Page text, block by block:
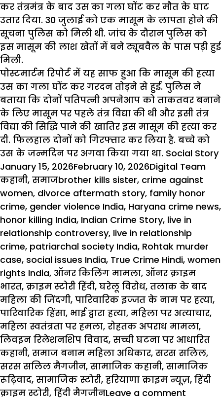
कर तंत्रमंत्र के बाद उस का गला घोंट कर मौत के घाट
उतार दिया. 30 जुलाई को एक मासूम के लापता होने की
सूचना पुलिस को मिली थी. जांच के दौरान पुलिस को
इस मासूम की लाश खेतों में बने ट्यूबवैल के पास पड़ी हुई
मिली.
पोस्टमार्टम रिपोर्ट में यह साफ हुआ कि मासूम की हत्या
उस का गला घोंट कर गरदन तोड़ने से हुई. पुलिस ने
बताया कि दोनों पतिपत्नी अपनेआप को ताकतवर बनाने
के लिए मासूम पर पहले तंत्र विद्या की थी और इसी तंत्र
विद्या की सिद्धि पाने की खातिर इस मासूम की हत्या कर
दी. फिलहाल दोनों को गिरफ्तार कर लिया है. बच्चे को
उस के जन्मदिन पर अगवा किया गया था. Social Story
Posted
on
January 15, 2026February 10, 2026Author
Digital Team
कहानी, समाजTags
brother kills sister, crime against
women, divorce aftermath story, family honor
crime, gender violence India, Haryana crime news,
honor killing India, Indian Crime Story, live in
relationship controversy, live in relationship
crime, patriarchal society India, Rohtak murder
case, social issues India, True Crime Hindi, women
rights India, ऑनर किलिंग मामला, ऑनर क्राइम
भारत, क्राइम स्टोरी हिंदी, घरेलू विरोध, तलाक के बाद
महिला की जिंदगी, पारिवारिक इज्जत के नाम पर हत्या,
पारिवारिक हिंसा, भाई द्वारा हत्या, महिला पर अत्याचार,
महिला स्वतंत्रता पर हमला, रोहतक अपराध मामला,
लिवइन रिलेशनशिप विवाद, सच्ची घटना पर आधारित
कहानी, समाज बनाम महिला अधिकार, सरस सलिल,
सरस सलिल मैगजीन, सामाजिक कहानी, सामाजिक
रूढ़िवाद, सामाजिक स्टोरी, हरियाणा क्राइम न्यूज़, हिंदी
क्राइम स्टोरी, हिंदी मैगजीनLeave a comment